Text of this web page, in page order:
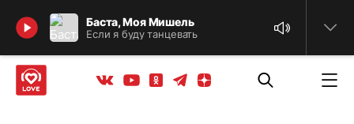
Баста, Моя Мишель
Если я буду танцевать
Найти
Вконтакте
YoutubeОдноклассники
ТелеграмЯндекс дзен